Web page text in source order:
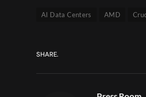
AI Data Centers AMD
SHARE.